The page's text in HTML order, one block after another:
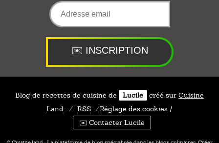
Blog de recettes de cuisine de Lucile créé sur Cuisine
Land
⁄ RSS ⁄Réglage des cookies /
✉️ Contacter Lucile